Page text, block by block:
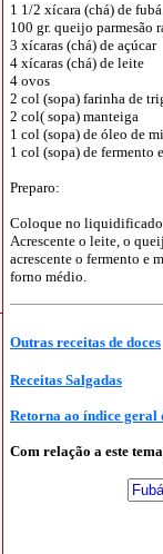
1 1/2 xícara (chá) de fubá
100 gr. queijo parmesão
3 xícaras (chá) de açúcar
4 xícaras (chá) de leite
4 ovos
2 col (sopa) farinha de
2 col( sopa) manteiga
1 col (sopa) de óleo de
1 col (sopa) de fermento
Preparo:
Coloque no
Acrescente o leite, o
acrescente o fermento e
forno médio.
Outras receitas de doces
Receitas Salgadas
Retorna ao índice
Com relação a este